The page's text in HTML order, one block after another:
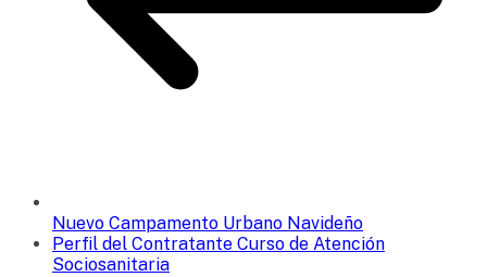
Nuevo Campamento Urbano Navideño
Perfil del Contratante Curso de Atención
Sociosanitaria